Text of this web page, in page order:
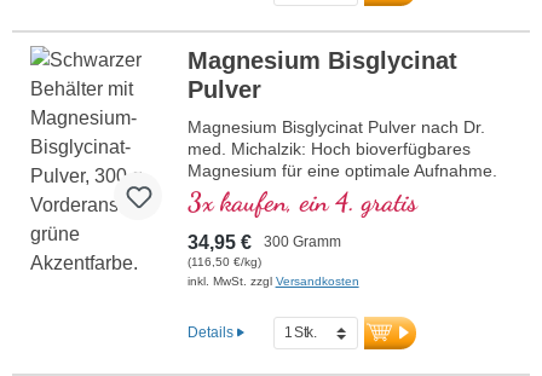
Magnesium Bisglycinat
Pulver
Magnesium Bisglycinat Pulver nach Dr.
med. Michalzik: Hoch bioverfügbares
Magnesium für eine optimale Aufnahme.
Unterstützt die Funktion von Muskeln,
Nerven und Energiestoffwechsel. Perfekt
dosierbar mit 1,5–3 g pro Tag, ohne
Zusätze, vegan und nachhaltig in
Deutschland hergestellt, von Ärzten
unter den höchsten Standards, basierend
auf über 40 Jahren Vitalstoff-Expertise
3x kaufen, ein 4. gratis
34,95 € 300 Gramm
(116,50 €/kg)
inkl. MwSt. zzgl Versandkosten
Details